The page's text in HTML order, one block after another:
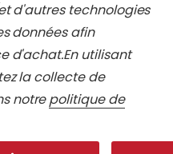
d'autres technologies
données afin
d'achat.En utilisant
la collecte de
notrepolitique de